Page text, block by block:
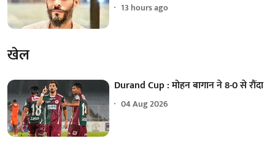
13 hours ago
खेल
Durand Cup : मोहन बागान ने 8-0 से रौंदा
04 Aug 2026